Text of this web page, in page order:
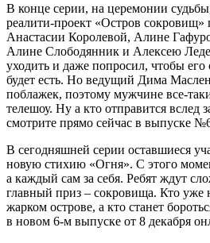
В конце серии, на церемонии
реалити-проект «Остров сокровищ»
Анастасии Королевой, Алине
Алине Слободянник и Алексею
уходить и даже попросил, чтобы его
будет есть. Но ведущий Дима
поблажек, поэтому мужчине все-
телешоу. Ну а кто отправится вслед
смотрите прямо сейчас в выпуске
В сегодняшней серии оставшиеся
новую стихию «Огня». С этого
а каждый сам за себя. Ребят ждут
главный приз – сокровища. Кто уже
жарком острове, а кто станет
в новом 6-м выпуске от 8 декабря